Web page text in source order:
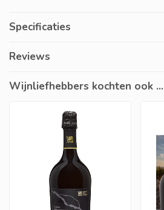
Specificaties
Reviews
Wijnliefhebbers kochten ook ...